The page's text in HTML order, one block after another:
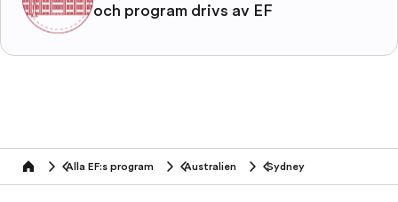
och program drivs av EF
home Alla EF:s program Australien Sydney